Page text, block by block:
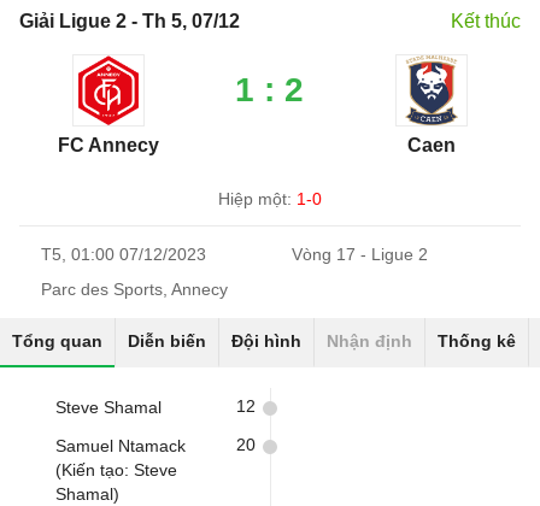
Giải Ligue 2 - Th 5, 07/12 Kết thúc
FC Annecy
1 : 2
Caen
Hiệp một: 1-0
T5, 01:00 07/12/2023
Vòng 17 - Ligue 2
Parc des Sports, Annecy
Tổng quan Diễn biến Đội hình Nhận định Thống kê
Steve Shamal 12
Samuel Ntamack
(Kiến tạo: Steve
Shamal)
20